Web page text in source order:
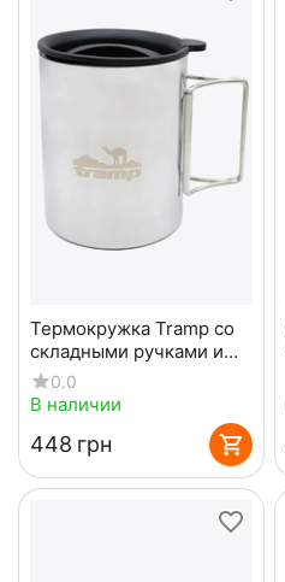
Термокружка Tramp со
складными ручками и
поилкой 500 мл UTRC-
142 металл
0.0
В наличии
‍448‍ грн